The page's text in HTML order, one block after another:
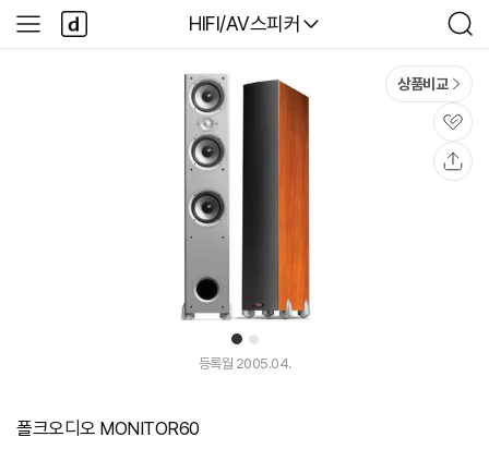
다나와
HIFI/AV스피커
검
색
사
이
다
나
와
1 2
상품비교
관
심
등록월 2005.04.
폴크오디오 MONITOR60